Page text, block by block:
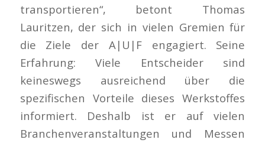
transportieren“, betont Thomas
Lauritzen, der sich in vielen Gremien für
die Ziele der A|U|F engagiert. Seine
Erfahrung: Viele Entscheider sind
keineswegs ausreichend über die
spezifischen Vorteile dieses Werkstoffes
informiert. Deshalb ist er auf vielen
Branchenveranstaltungen und Messen